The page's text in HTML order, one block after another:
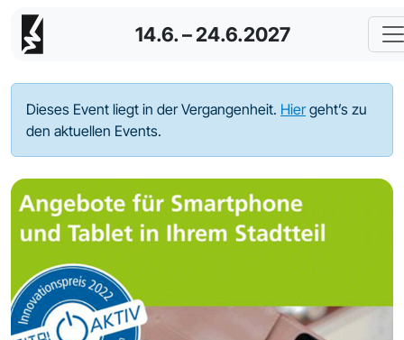
14.6. – 24.6.2027
Dieses Event liegt in der Vergangenheit. Hiergeht’s zu
den aktuellen Events.